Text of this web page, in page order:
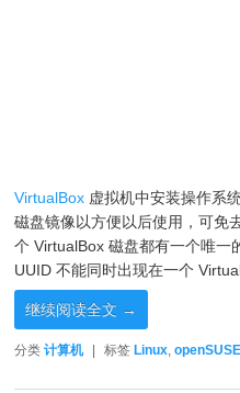
VirtualBox 虚拟机中安装操作系
磁盘镜像以方便以后使用，可免
个 VirtualBox 磁盘都有一个唯一
UUID 不能同时出现在一个
继续阅读全文 →
分类 计算机 标签 Linux,openSUSE